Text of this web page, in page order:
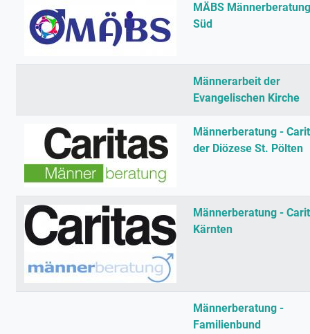
MÄBS
Süd
Männerarbeit der
Evangelischen Kirche
Männerberatung -
der Diözese St. Pölten
Männerberatung -
Kärnten
Männerberatung -
Familienbund